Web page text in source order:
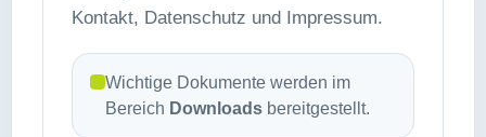
Kontakt, Datenschutz und Impressum.
Wichtige Dokumente werden im
Bereich Downloads bereitgestellt.